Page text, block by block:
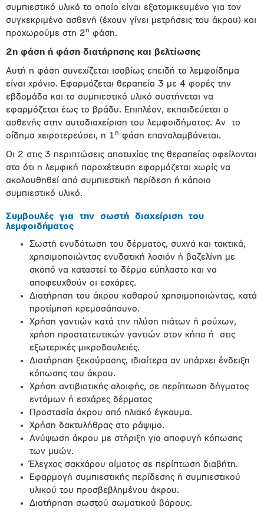
συμπιεστικό υλικό το οποίο είναι εξατομικευμένο για τον
συγκεκριμένο ασθενή (έχουν γίνει μετρήσεις του άκρου) και
προχωρούμε στη 2η φάση.
2η φάση ή φάση διατήρησης και βελτίωσης
Αυτή η φάση συνεχίζεται ισοβίως επειδή το λεμφοίδημα
είναι χρόνιο. Εφαρμόζεται θεραπεία 3 με 4 φορές την
εβδομάδα και το συμπιεστικό υλικό συστήνεται να
εφαρμόζεται έως το βράδυ. Επιπλέον, εκπαιδεύεται ο
ασθενής στην αυτοδιαχείριση του λεμφοιδήματος. Αν το
οίδημα χειροτερεύσει, η 1η φάση επαναλαμβάνεται.
Οι 2 στις 3 περιπτώσεις αποτυχίας της θεραπείας οφείλονται
στο ότι η λεμφική παροχέτευση εφαρμόζεται χωρίς να
ακολουθηθεί από συμπιεστική περίδεση ή κάποιο
συμπιεστικό υλικό.
Συμβουλές για την σωστή διαχείριση του
λεμφοιδήματος
Σωστή ενυδάτωση του δέρματος, συχνά και τακτικά,
χρησιμοποιώντας ενυδατική λοσιόν ή βαζελίνη με
σκοπό να καταστεί το δέρμα εύπλαστο και να
αποφευχθούν οι εσχάρες.
Διατήρηση του άκρου καθαρού χρησιμοποιώντας, κατά
προτίμηση κρεμοσάπουνο.
Χρήση γαντιών κατά την πλύση πιάτων ή ρούχων,
χρήση προστατευτικών γαντιών στον κήπο ή στις
εξωτερικές μικροδουλειές.
Διατήρηση ξεκούρασης, ιδιαίτερα αν υπάρχει ένδειξη
κόπωσης του άκρου.
Χρήση αντιβιοτικής αλοιφής, σε περίπτωση δήγματος
εντόμων ή εσχάρες δέρματος
Προστασία άκρου από ηλιακό έγκαυμα.
Χρήση δακτυλήθρας στο ράψιμο.
Ανύψωση άκρου με στήριξη για αποφυγή κόπωσης
των μυών.
Έλεγχος σακχάρου αίματος σε περίπτωση διαβήτη.
Εφαρμογή συμπιεστικής περίδεσης ή συμπιεστικού
υλικού του προσβεβλημένου άκρου.
Διατήρηση σωστού σωματικού βάρους.